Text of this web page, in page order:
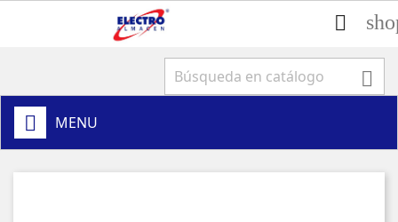


MENU